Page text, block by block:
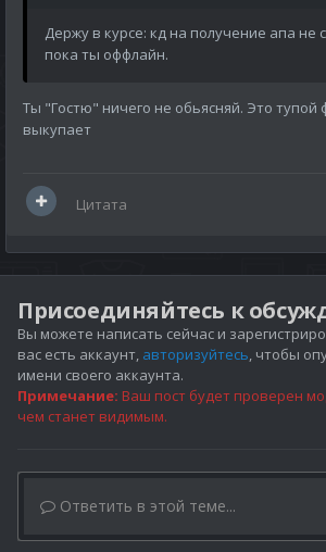
Держу в курсе: кд на получение апа не
пока ты оффлайн.
Ты "Гостю" ничего не обьясняй. Это тупой
выкупает
Цитата
Присоединяйтесь к
Вы можете написать сейчас и
вас есть аккаунт, авторизуйтесь, чтобы
имени своего аккаунта.
Примечание: Ваш пост будет проверен
чем станет видимым.
Ответить в этой теме...